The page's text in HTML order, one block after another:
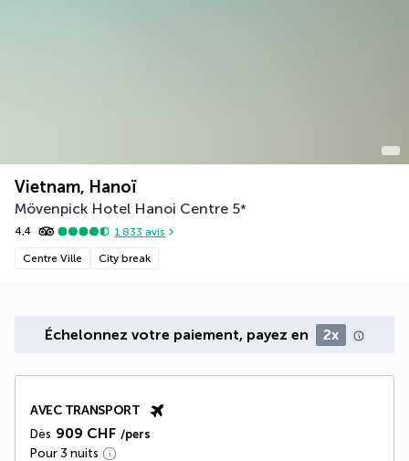
Vietnam, Hanoï
Mövenpick Hotel Hanoi Centre 5*
4,4 1 833 avis
Centre Ville City break
Échelonnez votre paiement, payez en 2x
AVEC TRANSPORT
Dès 909 CHF /pers
Pour 3 nuits